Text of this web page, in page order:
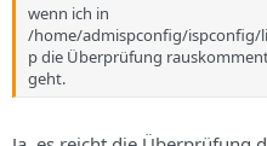
wenn ich in
/home/admispconfig/ispconfig/
p die Überprüfung
geht.